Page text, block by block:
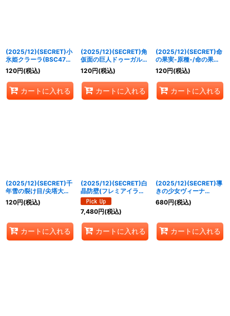
(2025/12)(SECRET)小
氷姫クラーラ(BSC47収
録)【R-SEC】{BS52-
032}《白》
120円(税込)
カートに入れる
(2025/12)(SECRET)角
仮面の巨人ドゥーガルド
(BSC47収録)【R-
SEC】{BS52-053}
《青》
120円(税込)
カートに入れる
(2025/12)(SECRET)命
の果実-原種-/命の果実
の精ドライアッド
(BSC47収録)【転醒R-
SEC】{BS52-
062a/BS52-062b}
《緑》
120円(税込)
カートに入れる
(2025/12)(SECRET)千
年雪の裂け目/尖塔大亀
サウザンタイマイ
(BSC47収録)【転醒R-
063a/BS52-063b}
《白》
120円(税込)
カートに入れる
(2025/12)(SECRET)白
晶防壁(フレミアイラス
ト/BSC47収録)【C-
SEC】{BS52-RV008}
《白》
7,480円(税込)
カートに入れる
(2025/12)(SECRET)導
きの少女ヴィーナ
(BSC47収録)【X-
SEC】{BS52-X08}
680円(税込)
カートに入れる